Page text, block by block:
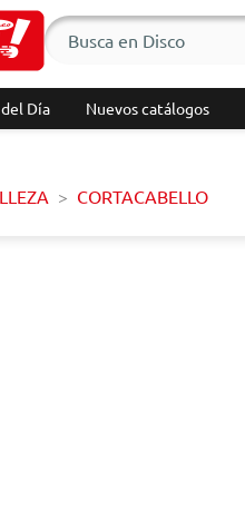
Día Nuevos catálogos
CORTACABELLO